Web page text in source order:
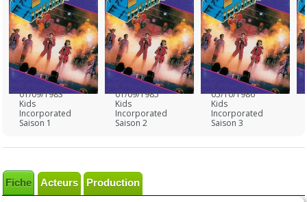
01/09/1983
Kids
Incorporated
Saison 1
01/09/1985
Kids
Incorporated
Saison 2
05/10/1986
Kids
Incorporated
Saison 3
Fiche Acteurs Production